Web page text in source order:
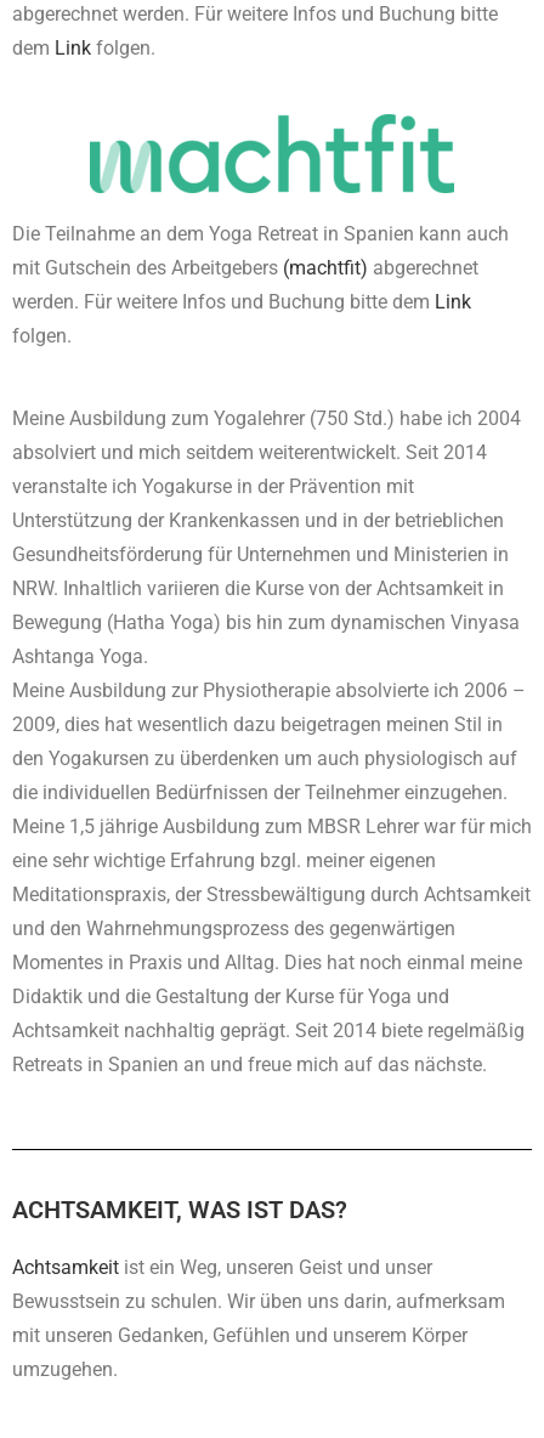
abgerechnet werden. Für weitere Infos und Buchung bitte
dem Link folgen.
Die Teilnahme an dem Yoga Retreat in Spanien kann auch
mit Gutschein des Arbeitgebers (machtfit) abgerechnet
werden. Für weitere Infos und Buchung bitte dem Link
folgen.
Meine Ausbildung zum Yogalehrer (750 Std.) habe ich 2004
absolviert und mich seitdem weiterentwickelt. Seit 2014
veranstalte ich Yogakurse in der Prävention mit
Unterstützung der Krankenkassen und in der betrieblichen
Gesundheitsförderung für Unternehmen und Ministerien in
NRW. Inhaltlich variieren die Kurse von der Achtsamkeit in
Bewegung (Hatha Yoga) bis hin zum dynamischen Vinyasa
Ashtanga Yoga.
Meine Ausbildung zur Physiotherapie absolvierte ich 2006 –
2009, dies hat wesentlich dazu beigetragen meinen Stil in
den Yogakursen zu überdenken um auch physiologisch auf
die individuellen Bedürfnissen der Teilnehmer einzugehen.
Meine 1,5 jährige Ausbildung zum MBSR Lehrer war für mich
eine sehr wichtige Erfahrung bzgl. meiner eigenen
Meditationspraxis, der Stressbewältigung durch Achtsamkeit
und den Wahrnehmungsprozess des gegenwärtigen
Momentes in Praxis und Alltag. Dies hat noch einmal meine
Didaktik und die Gestaltung der Kurse für Yoga und
Achtsamkeit nachhaltig geprägt. Seit 2014 biete regelmäßig
Retreats in Spanien an und freue mich auf das nächste.
ACHTSAMKEIT, WAS IST DAS?
Achtsamkeit ist ein Weg, unseren Geist und unser
Bewusstsein zu schulen. Wir üben uns darin, aufmerksam
mit unseren Gedanken, Gefühlen und unserem Körper
umzugehen.